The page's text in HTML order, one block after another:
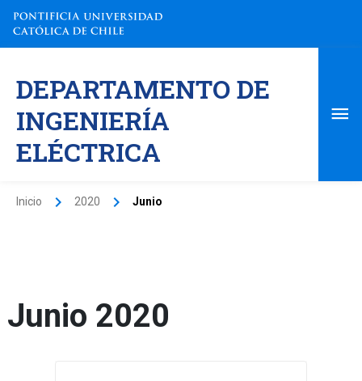
contenido
DEPARTAMENTO DE
INGENIERÍA
ELÉCTRICA
Inicio 2020 Junio
Junio 2020